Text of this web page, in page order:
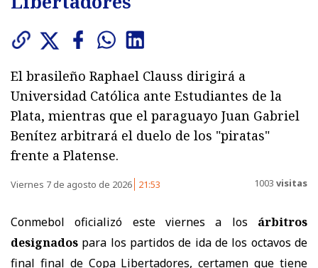
El brasileño Raphael Clauss dirigirá a
Universidad Católica ante Estudiantes de la
Plata, mientras que el paraguayo Juan Gabriel
Benítez arbitrará el duelo de los "piratas"
frente a Platense.
Viernes 7 de agosto de 2026 21:53 1003 visitas
Conmebol oficializó este viernes a los árbitros
designados para los partidos de ida de los octavos de
final final de Copa Libertadores, certamen que tiene